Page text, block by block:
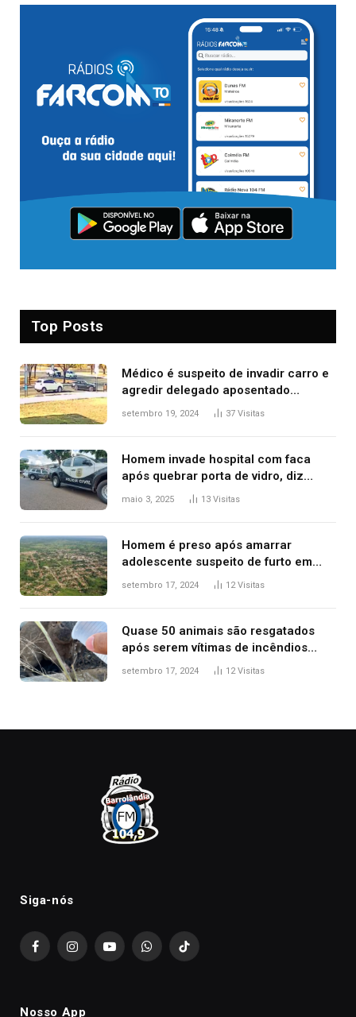
Top Posts
Médico é suspeito de invadir carro e
agredir delegado aposentado
durante confusão no trânsito
setembro 19, 2024 37 Visitas
Homem invade hospital com faca
após quebrar porta de vidro, diz
polícia
maio 3, 2025 13 Visitas
Homem é preso após amarrar
adolescente suspeito de furto em
estaca de cerca e agredi-lo
setembro 17, 2024 12Visitas
Quase 50 animais são resgatados
após serem vítimas de incêndios
florestais no Tocantins
setembro 17, 2024 12Visitas
Siga-nós
FacebookInstagramYouTubeWhatsAppTikTok
Nosso App